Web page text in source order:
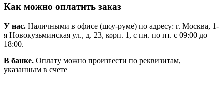
Как можно оплатить заказ
У нас. Наличными в офисе (шоу-руме) по адресу: г. Москва, 1-
я Новокузьминская ул., д. 23, корп. 1, с пн. по пт. с 09:00 до
18:00.
В банке. Оплату можно произвести по реквизитам,
указанным в счете